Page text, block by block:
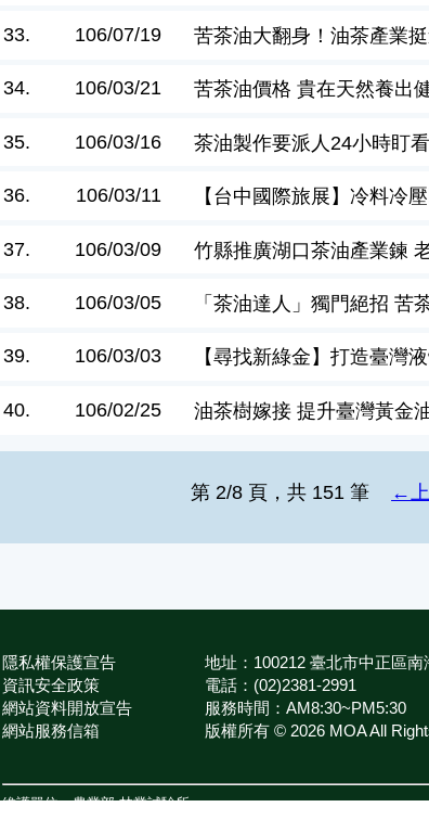
33. 106/07/19 苦茶油大翻身！油茶產業
34. 106/03/21 苦茶油價格 貴在天然養出
35. 106/03/16 茶油製作要派人24小時盯
36. 106/03/11 【台中國際旅展】冷料冷
37. 106/03/09 竹縣推廣湖口茶油產業鍊
38. 106/03/05 「茶油達人」獨門絕招 苦
39. 106/03/03 【尋找新綠金】打造臺灣
40. 106/02/25 油茶樹嫁接 提升臺灣黃金
第 2/8 頁，共 151 筆
隱私權保護宣告
資訊安全政策
網站資料開放宣告
網站服務信箱
地址：100212 臺北市中正區南
電話：(02)2381-2991
服務時間：AM8:30~PM5:30
版權所有 © 2026 MOA All
維護單位：農業部林業試驗所